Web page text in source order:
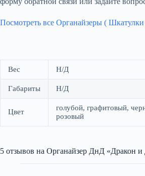
Посмотреть все Органайзеры (
Вес Н/Д
Габариты Н/Д
Цвет
голубой, графитовый,
розовый
5 отзывов на Органайзер ДнД «Дракон и